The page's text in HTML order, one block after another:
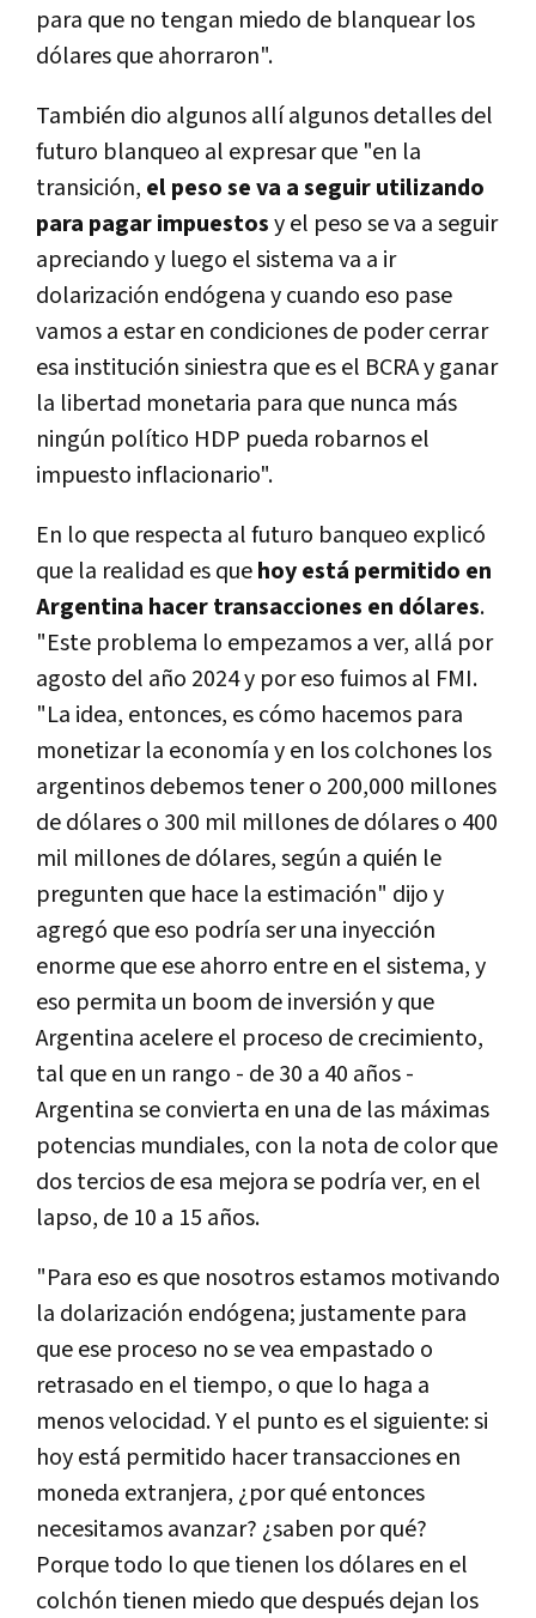
para que no tengan miedo de blanquear los
dólares que ahorraron".
También dio algunos allí algunos detalles del
futuro blanqueo al expresar que "en la
transición, el peso se va a seguir utilizando
para pagar impuestosy el peso se va a seguir
apreciando y luego el sistema va a ir
dolarización endógena y cuando eso pase
vamos a estar en condiciones de poder cerrar
esa institución siniestra que es el BCRA y ganar
la libertad monetaria para que nunca más
ningún político HDP pueda robarnos el
impuesto inflacionario".
En lo que respecta al futuro banqueo explicó
que la realidad es quehoy está permitido en
Argentina hacer transacciones en dólares.
"Este problema lo empezamos a ver, allá por
agosto del año 2024 y por eso fuimos al FMI.
"La idea, entonces, es cómo hacemos para
monetizar la economía y en los colchones los
argentinos debemos tener o 200,000 millones
de dólares o 300 mil millones de dólares o 400
mil millones de dólares, según a quién le
pregunten que hace la estimación" dijo y
agregó que eso podría ser una inyección
enorme que ese ahorro entre en el sistema, y
eso permita un boom de inversión y que
Argentina acelere el proceso de crecimiento,
tal que en un rango - de 30 a 40 años -
Argentina se convierta en una de las máximas
potencias mundiales, con la nota de color que
dos tercios de esa mejora se podría ver, en el
lapso, de 10 a 15 años.
"Para eso es que nosotros estamos motivando
la dolarización endógena; justamente para
que ese proceso no se vea empastado o
retrasado en el tiempo, o que lo haga a
menos velocidad. Y el punto es el siguiente: si
hoy está permitido hacer transacciones en
moneda extranjera, ¿por qué entonces
necesitamos avanzar? ¿saben por qué?
Porque todo lo que tienen los dólares en el
colchón tienen miedo que después dejan los